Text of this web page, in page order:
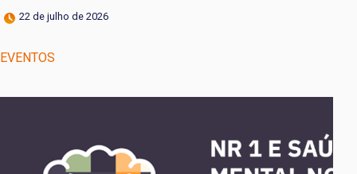
22 de julho de 2026
EVENTOS